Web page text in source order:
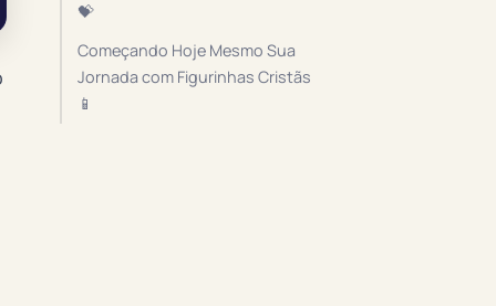
💝
Começando Hoje Mesmo Sua
Jornada com Figurinhas Cristãs
📱